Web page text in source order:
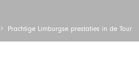
Prachtige Limburgse prestaties in de Tour